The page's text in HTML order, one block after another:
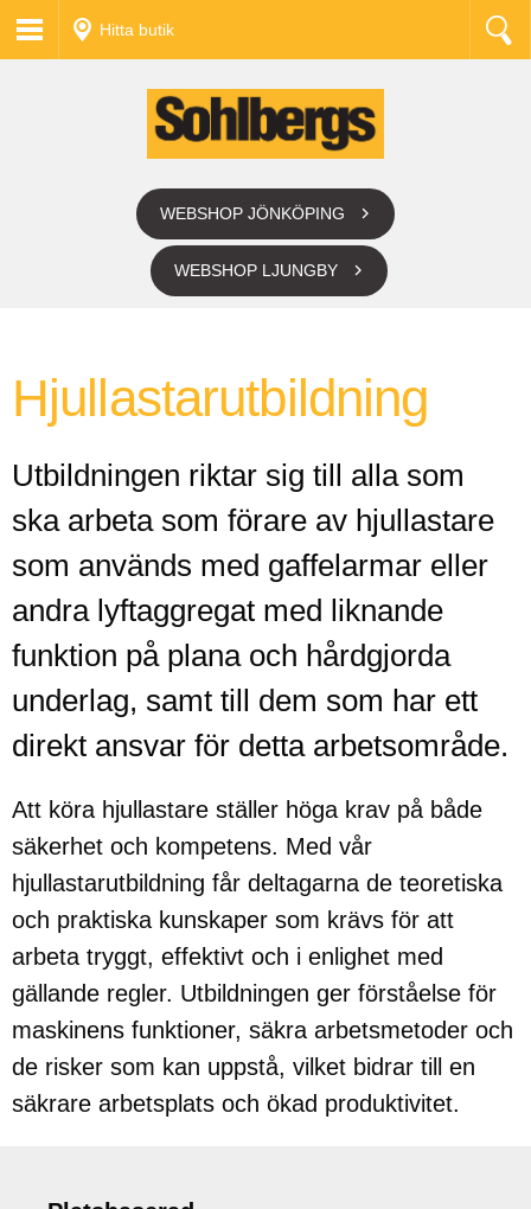
Hitta butik
WEBSHOP JÖNKÖPING
WEBSHOP LJUNGBY
Hjullastarutbildning
Utbildningen riktar sig till alla som
ska arbeta som förare av hjullastare
som används med gaffelarmar eller
andra lyftaggregat med liknande
funktion på plana och hårdgjorda
underlag, samt till dem som har ett
direkt ansvar för detta arbetsområde.
Att köra hjullastare ställer höga krav på både
säkerhet och kompetens. Med vår
hjullastarutbildning får deltagarna de teoretiska
och praktiska kunskaper som krävs för att
arbeta tryggt, effektivt och i enlighet med
gällande regler. Utbildningen ger förståelse för
maskinens funktioner, säkra arbetsmetoder och
de risker som kan uppstå, vilket bidrar till en
säkrare arbetsplats och ökad produktivitet.